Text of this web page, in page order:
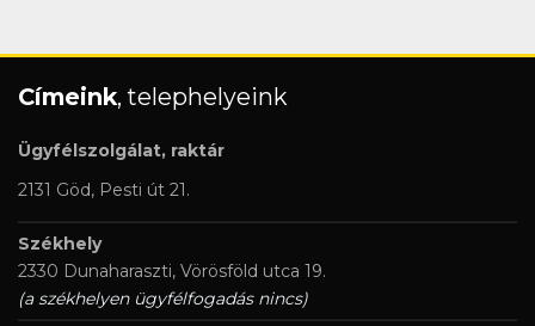
Címeink, telephelyeink
Ügyfélszolgálat, raktár
2131 Göd, Pesti út 21.
Székhely
2330 Dunaharaszti, Vörösföld utca 19.
(a székhelyen ügyfélfogadás nincs)